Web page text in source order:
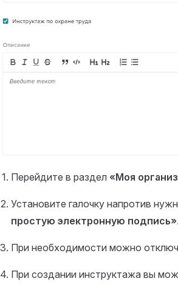
Перейдите в раздел «Моя
Установите галочку напротив
простую электронную подпись».
При необходимости можно
При создании инструктажа вы